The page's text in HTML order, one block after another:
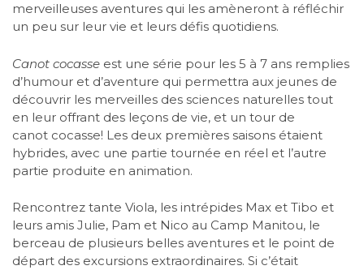
merveilleuses aventures qui les amèneront à réfléchir
un peu sur leur vie et leurs défis quotidiens.
Canot cocasse est une série pour les 5 à 7 ans remplies
d’humour et d’aventure qui permettra aux jeunes de
découvrir les merveilles des sciences naturelles tout
en leur offrant des leçons de vie, et un tour de
canot cocasse! Les deux premières saisons étaient
hybrides, avec une partie tournée en réel et l’autre
partie produite en animation.
Rencontrez tante Viola, les intrépides Max et Tibo et
leurs amis Julie, Pam et Nico au Camp Manitou, le
berceau de plusieurs belles aventures et le point de
départ des excursions extraordinaires. Si c’était